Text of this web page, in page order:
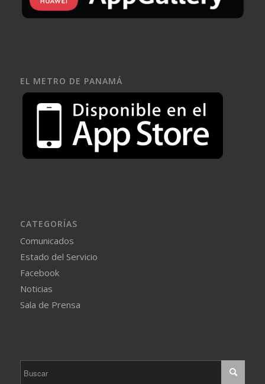
EL METRO DE PANAMÁ
CATEGORÍAS
Comunicados
Estado del Servicio
Facebook
Noticias
Sala de Prensa